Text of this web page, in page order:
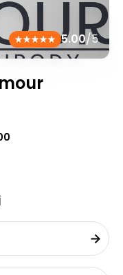
5.00/5